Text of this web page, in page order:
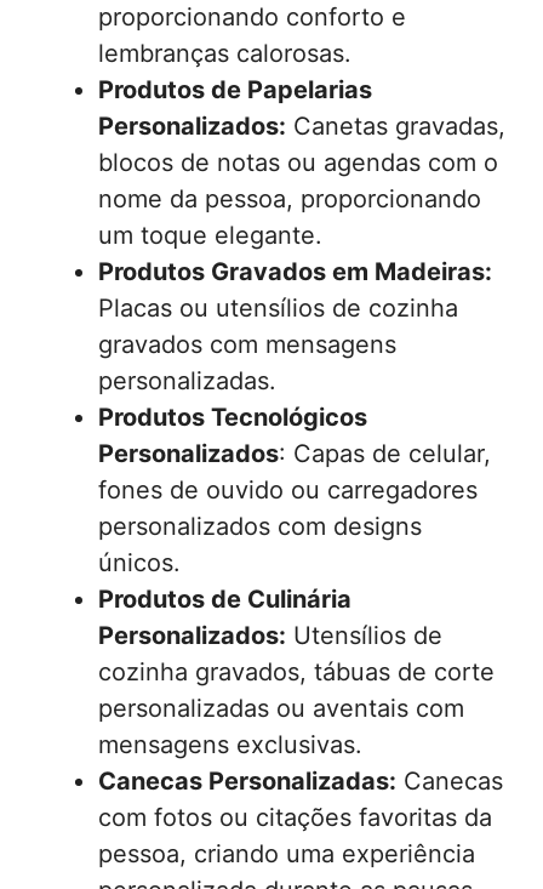
proporcionando conforto e
lembranças calorosas.
Produtos de Papelarias
Personalizados: Canetas gravadas,
blocos de notas ou agendas com o
nome da pessoa, proporcionando
um toque elegante.
Produtos Gravados em Madeiras:
Placas ou utensílios de cozinha
gravados com mensagens
personalizadas.
Produtos Tecnológicos
Personalizados: Capas de celular,
fones de ouvido ou carregadores
personalizados com designs
únicos.
Produtos de Culinária
Personalizados: Utensílios de
cozinha gravados, tábuas de corte
personalizadas ou aventais com
mensagens exclusivas.
Canecas Personalizadas: Canecas
com fotos ou citações favoritas da
pessoa, criando uma experiência